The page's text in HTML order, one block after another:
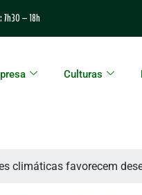
– 18h
Culturas
climáticas favorecem